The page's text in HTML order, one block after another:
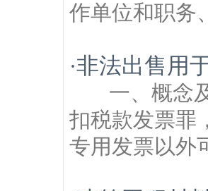
作单位和职务
·非法出售用
一、概念
扣税款发票罪
专用发票以外